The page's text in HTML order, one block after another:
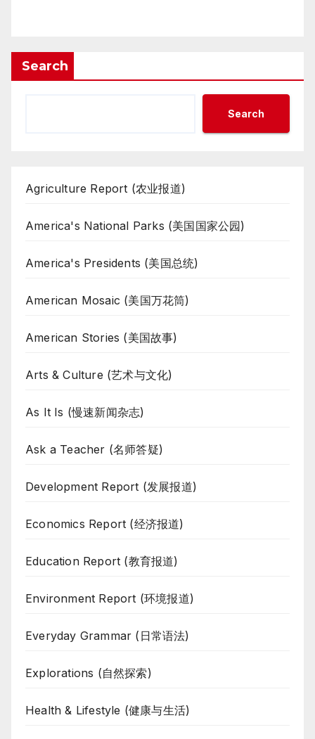
Search
Search
Agriculture Report (农业报道)
America's National Parks (美国国家公园)
America's Presidents (美国总统)
American Mosaic (美国万花筒)
American Stories (美国故事)
Arts & Culture (艺术与文化)
As It Is (慢速新闻杂志)
Ask a Teacher (名师答疑)
Development Report (发展报道)
Economics Report (经济报道)
Education Report (教育报道)
Environment Report (环境报道)
Everyday Grammar (日常语法)
Explorations (自然探索)
Health & Lifestyle (健康与生活)